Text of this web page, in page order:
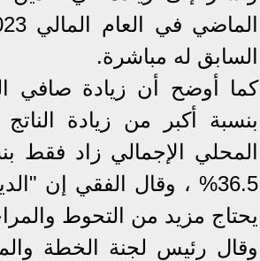
السابق له مباشرة.
كما أوضح أن زيادة صافي
بنسبة أكبر من زيادة
36.5% ، وقال الفقي إن
يحتاج مزيد من التحوط
وقال رئيس لجنة الخطة